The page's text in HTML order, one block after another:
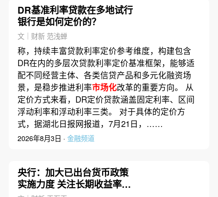
DR基准利率贷款在多地试行
银行是如何定价的？
文｜财新 范浅蝉
称，持续丰富贷款利率定价参考维度，构建包含
DR在内的多层次贷款利率定价基准框架，能够适
配不同经营主体、各类信贷产品和多元化融资场
景，是稳步推进利率市场化改革的重要方向。 从
定价方式来看，DR定价贷款涵盖固定利率、区间
浮动利率和浮动利率三类。 对于具体的定价方
式，据湖北日报网报道，7月21日，……
2026年8月3日 · 金融频道
央行：加大已出台货币政策
实施力度 关注长期收益率变